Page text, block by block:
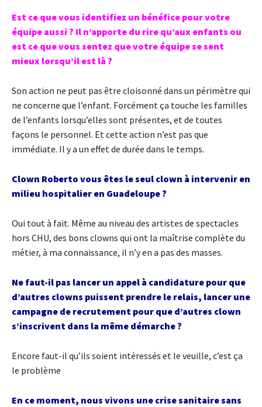
Est ce que vous identifiez un bénéfice pour votre
équipe aussi ? Il n’apporte du rire qu’aux enfants ou
est ce que vous sentez que votre équipe se sent
mieux lorsqu’il est là ?
Son action ne peut pas être cloisonné dans un périmètre qui
ne concerne que l’enfant. Forcément ça touche les familles
de l’enfants lorsqu’elles sont présentes, et de toutes
façons le personnel. Et cette action n’est pas que
immédiate. Il y a un effet de durée dans le temps.
Clown Roberto vous êtes le seul clown à intervenir en
milieu hospitalier en Guadeloupe ?
Oui tout à fait. Même au niveau des artistes de spectacles
hors CHU, des bons clowns qui ont la maîtrise complète du
métier, à ma connaissance, il n’y en a pas des masses.
Ne faut-il pas lancer un appel à candidature pour que
d’autres clowns puissent prendre le relais, lancer une
campagne de recrutement pour que d’autres clown
s’inscrivent dans la même démarche ?
Encore faut-il qu’ils soient intéressés et le veuille, c’est ça
le problème
En ce moment, nous vivons une crise sanitaire sans